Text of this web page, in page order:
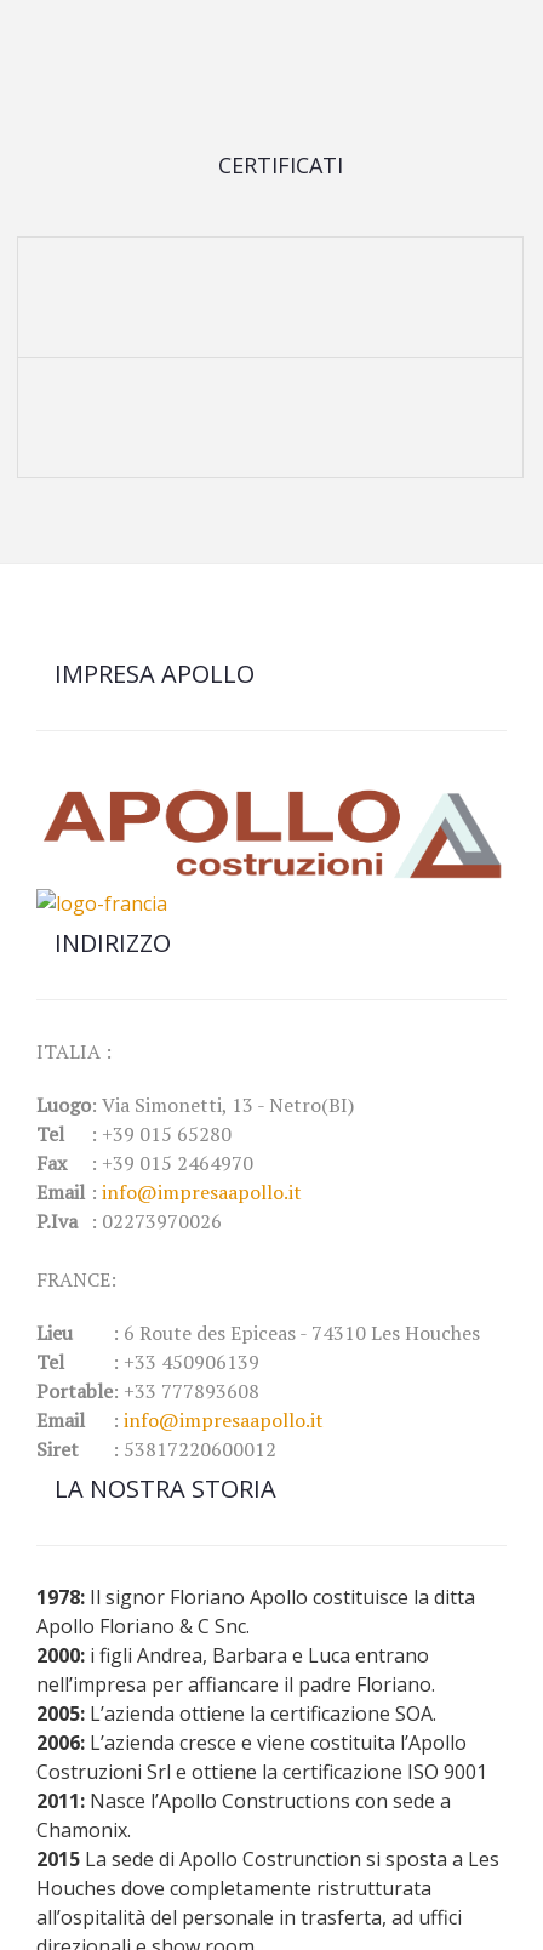
CERTIFICATI
IMPRESA APOLLO
INDIRIZZO
ITALIA :
Luogo: Via Simonetti, 13 - Netro(BI)
Tel
: +39 015 65280
Fax
: +39 015 2464970
Email : info@impresaapollo.it
P.Iva : 02273970026
FRANCE:
Lieu
: 6 Route des Epiceas - 74310 Les Houches
Tel
: +33 450906139
Portable: +33 777893608
Email
: info@impresaapollo.it
Siret
: 53817220600012
LA NOSTRA STORIA
1978: Il signor Floriano Apollo costituisce la ditta
Apollo Floriano & C Snc.
2000: i figli Andrea, Barbara e Luca entrano
nell’impresa per affiancare il padre Floriano.
2005: L’azienda ottiene la certificazione SOA.
2006: L’azienda cresce e viene costituita l’Apollo
Costruzioni Srl e ottiene la certificazione ISO 9001
2011: Nasce l’Apollo Constructions con sede a
Chamonix.
2015 La sede di Apollo Costrunction si sposta a Les
Houches dove completamente ristrutturata
all’ospitalità del personale in trasferta, ad uffici